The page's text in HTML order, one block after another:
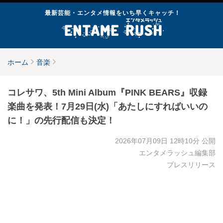
最新芸能・エンタメ情報をいち早くキャッチ！
ホーム 音楽
コレサワ、5th Mini Album『PINK BEARS』収録
楽曲を発表！7月29日(水)「あたしにすればいいの
に！」の先行配信も決定！
2026年07月09日 12時10分 公開
エンタメラッシュ編集部
プレスリリース